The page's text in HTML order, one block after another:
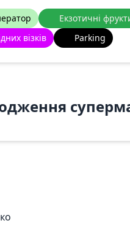
Екзотичні
візків
Parking